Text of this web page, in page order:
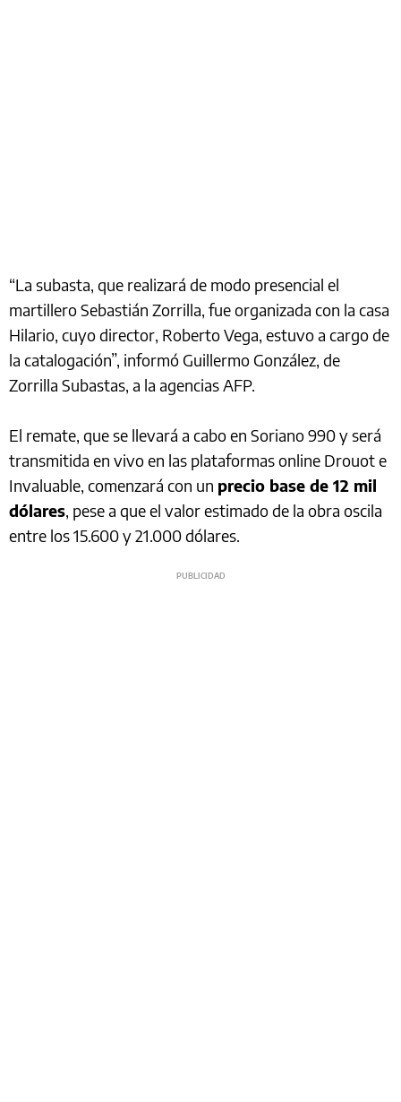
“La subasta, que realizará de modo presencial el
martillero Sebastián Zorrilla, fue organizada con la casa
Hilario, cuyo director, Roberto Vega, estuvo a cargo de
la catalogación”, informó Guillermo González, de
Zorrilla Subastas, a la agencias AFP.
El remate, que se llevará a cabo en Soriano 990 y será
transmitida en vivo en las plataformas online Drouot e
Invaluable, comenzará con un precio base de 12 mil
dólares, pese a que el valor estimado de la obra oscila
entre los 15.600 y 21.000 dólares.